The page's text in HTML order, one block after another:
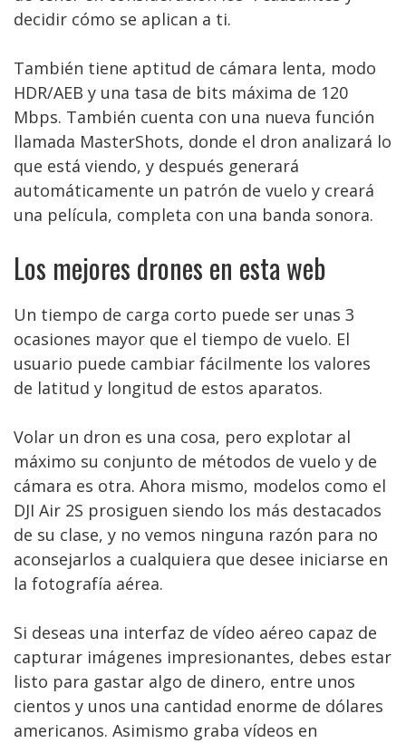
decidir cómo se aplican a ti.
También tiene aptitud de cámara lenta, modo
HDR/AEB y una tasa de bits máxima de 120
Mbps. También cuenta con una nueva función
llamada MasterShots, donde el dron analizará lo
que está viendo, y después generará
automáticamente un patrón de vuelo y creará
una película, completa con una banda sonora.
Los mejores drones en esta web
Un tiempo de carga corto puede ser unas 3
ocasiones mayor que el tiempo de vuelo. El
usuario puede cambiar fácilmente los valores
de latitud y longitud de estos aparatos.
Volar un dron es una cosa, pero explotar al
máximo su conjunto de métodos de vuelo y de
cámara es otra. Ahora mismo, modelos como el
DJI Air 2S prosiguen siendo los más destacados
de su clase, y no vemos ninguna razón para no
aconsejarlos a cualquiera que desee iniciarse en
la fotografía aérea.
Si deseas una interfaz de vídeo aéreo capaz de
capturar imágenes impresionantes, debes estar
listo para gastar algo de dinero, entre unos
cientos y unos una cantidad enorme de dólares
americanos. Asimismo graba vídeos en